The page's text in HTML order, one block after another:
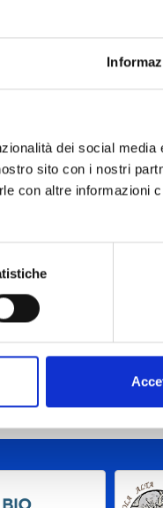
dei social media
sito con i nostri
con altre informazioni